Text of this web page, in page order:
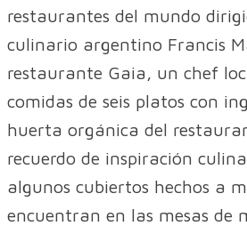
restaurantes del mundo
culinario argentino Francis
restaurante Gaia, un chef
comidas de seis platos con
huerta orgánica del
recuerdo de inspiración
algunos cubiertos hechos a
encuentran en las mesas de